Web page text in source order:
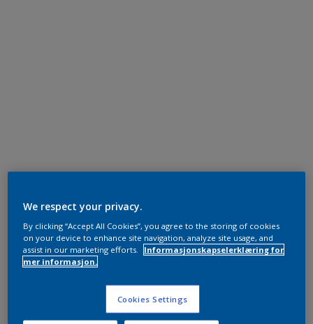
We respect your privacy.
By clicking “Accept All Cookies”, you agree to the storing of cookies
on your device to enhance site navigation, analyze site usage, and
assist in our marketing efforts.
Informasjonskapselerklæring for
mer informasjon.
Cookies Settings